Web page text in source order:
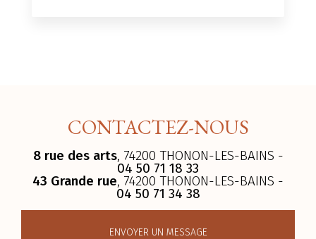
CONTACTEZ-NOUS
8 rue des arts, 74200 THONON-LES-BAINS -
04 50 71 18 33
43 Grande rue, 74200 THONON-LES-BAINS -
04 50 71 34 38
ENVOYER UN MESSAGE